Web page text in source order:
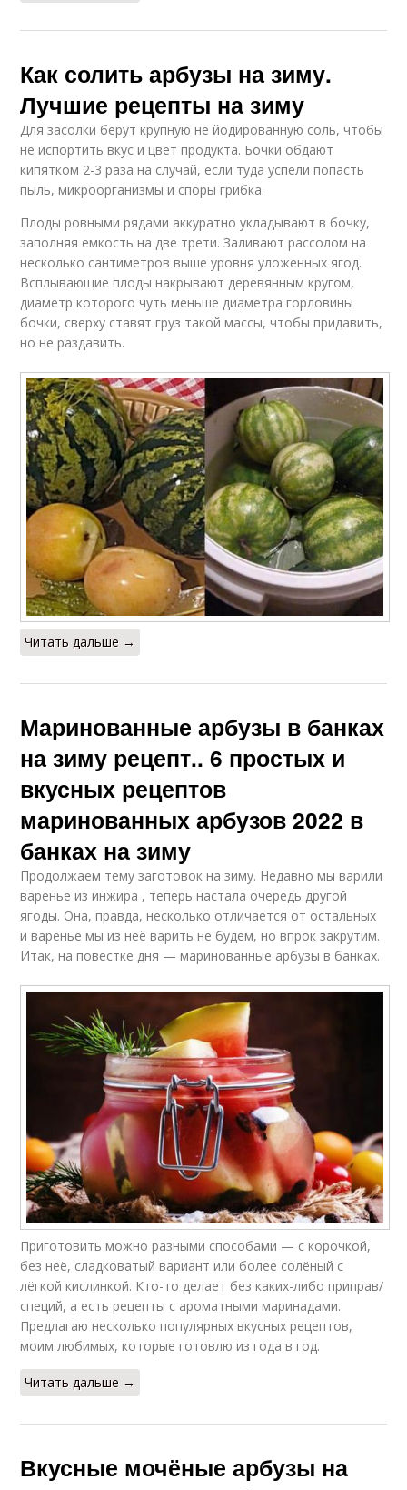
Как солить арбузы на зиму.
Лучшие рецепты на зиму
Для засолки берут крупную не йодированную соль, чтобы
не испортить вкус и цвет продукта. Бочки обдают
кипятком 2-3 раза на случай, если туда успели попасть
пыль, микроорганизмы и споры грибка.
Плоды ровными рядами аккуратно укладывают в бочку,
заполняя емкость на две трети. Заливают рассолом на
несколько сантиметров выше уровня уложенных ягод.
Всплывающие плоды накрывают деревянным кругом,
диаметр которого чуть меньше диаметра горловины
бочки, сверху ставят груз такой массы, чтобы придавить,
но не раздавить.
Читать дальше →
Маринованные арбузы в банках
на зиму рецепт.. 6 простых и
вкусных рецептов
маринованных арбузов 2022 в
банках на зиму
Продолжаем тему заготовок на зиму. Недавно мы варили
варенье из инжира , теперь настала очередь другой
ягоды. Она, правда, несколько отличается от остальных
и варенье мы из неё варить не будем, но впрок закрутим.
Итак, на повестке дня — маринованные арбузы в банках.
Приготовить можно разными способами — с корочкой,
без неё, сладковатый вариант или более солёный с
лёгкой кислинкой. Кто-то делает без каких-либо приправ/
специй, а есть рецепты с ароматными маринадами.
Предлагаю несколько популярных вкусных рецептов,
моим любимых, которые готовлю из года в год.
Читать дальше →
Вкусные мочёные арбузы на